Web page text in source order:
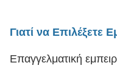
Γιατί να Επιλέξετε
Επαγγελματική